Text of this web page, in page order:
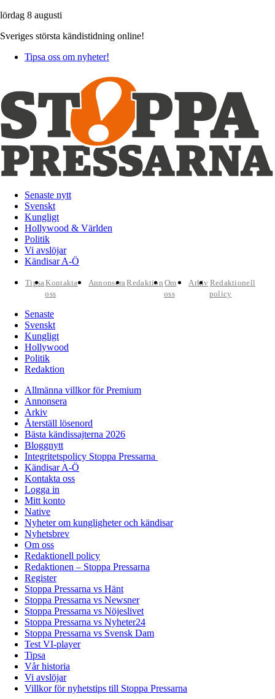
lördag 8 augusti
Sveriges största kändistidning online!
Tipsa oss om nyheter!
Senaste nytt
Svenskt
Kungligt
Hollywood & Världen
Politik
Vi avslöjar
Kändisar A-Ö
TipsaKontakta
oss
AnnonseraRedaktion Om
oss
Arkiv Redaktionell
policy
Senaste
Svenskt
Kungligt
Hollywood
Politik
Redaktion
Allmänna villkor för Premium
Annonsera
Arkiv
Återställ lösenord
Bästa kändissajterna 2026
Bloggnytt
Integritetspolicy Stoppa Pressarna
Kändisar A-Ö
Kontakta oss
Logga in
Mitt konto
Native
Nyheter om kungligheter och kändisar
Nyhetsbrev
Om oss
Redaktionell policy
Redaktionen – Stoppa Pressarna
Register
Stoppa Pressarna vs Hänt
Stoppa Pressarna vs Newsner
Stoppa Pressarna vs Nöjeslivet
Stoppa Pressarna vs Nyheter24
Stoppa Pressarna vs Svensk Dam
Test VI-player
Tipsa
Vår historia
Vi avslöjar
Villkor för nyhetstips till Stoppa Pressarna